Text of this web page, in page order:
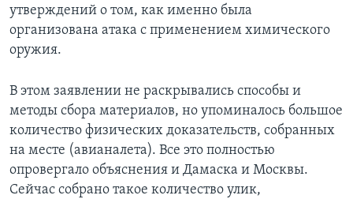
утверждений о том, как именно была
организована атака с применением химического
оружия.
В этом заявлении не раскрывались способы и
методы сбора материалов, но упоминалось большое
количество физических доказательств, собранных
на месте (авианалета). Все это полностью
опровергало объяснения и Дамаска и Москвы.
Сейчас собрано такое количество улик,